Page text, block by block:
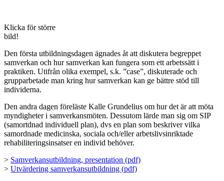
Klicka för större
bild!
Den första utbildningsdagen ägnades åt att diskutera begreppet
samverkan och hur samverkan kan fungera som ett arbetssätt i
praktiken. Utifrån olika exempel, s.k. ”case”, diskuterade och
grupparbetade man kring hur samverkan kan ge bättre stöd till
individerna.
Den andra dagen föreläste Kalle Grundelius om hur det är att möta
myndigheter i samverkansmöten. Dessutom lärde man sig om SIP
(samortdnad individuell plan), dvs en plan som beskriver vilka
samordnade medicinska, sociala och/eller arbetslivsinriktade
rehabiliteringsinsatser en individ behöver.
> Samverkansutbildning, presentation (pdf)
> Utvärdering samverkansutbildning (pdf)